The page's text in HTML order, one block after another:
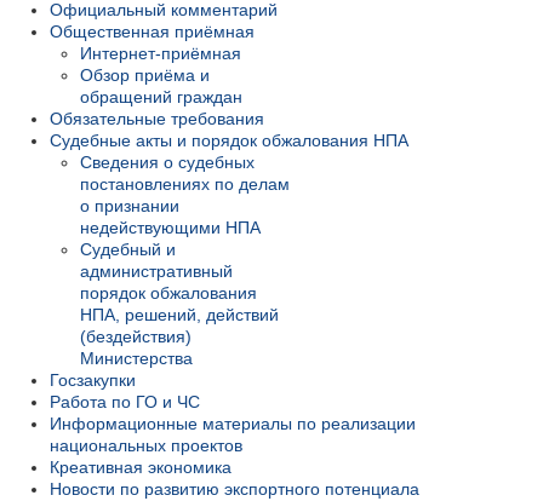
Официальный комментарий
Общественная приёмная
Интернет-приёмная
Обзор приёма и
обращений граждан
Обязательные требования
Судебные акты и порядок обжалования НПА
Сведения о судебных
постановлениях по делам
о признании
недействующими НПА
Судебный и
административный
порядок обжалования
НПА, решений, действий
(бездействия)
Министерства
Госзакупки
Работа по ГО и ЧС
Информационные материалы по реализации
национальных проектов
Креативная экономика
Новости по развитию экспортного потенциала